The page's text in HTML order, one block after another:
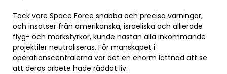
Tack vare Space Force snabba och precisa varningar,
och insatser från amerikanska, israeliska och allierade
flyg- och markstyrkor, kunde nästan alla inkommande
projektiler neutraliseras. För manskapet i
operationscentralerna var det en enorm lättnad att se
att deras arbete hade räddat liv.